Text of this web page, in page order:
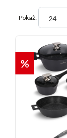
Pokaż: 24
%